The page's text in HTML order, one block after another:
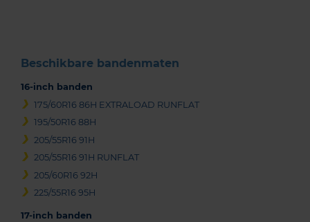
Beschikbare bandenmaten
16-inch banden
175/60R16 86H EXTRALOAD RUNFLAT
195/50R16 88H
205/55R16 91H
205/55R16 91H RUNFLAT
205/60R16 92H
225/55R16 95H
17-inch banden